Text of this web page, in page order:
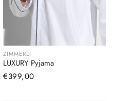
ZIMMERLI
LUXURY Pyjama
Normaler
€399,00